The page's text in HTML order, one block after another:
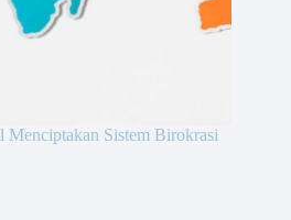
Menciptakan Sistem Birokrasi